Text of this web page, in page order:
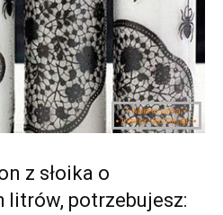
z słoika o
potrzebujesz: